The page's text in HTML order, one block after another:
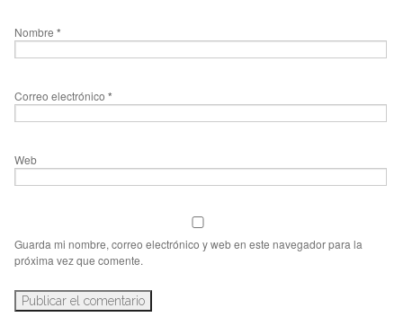
Nombre *
Correo electrónico *
Web
Guarda mi nombre, correo electrónico y web en este navegador para la
próxima vez que comente.